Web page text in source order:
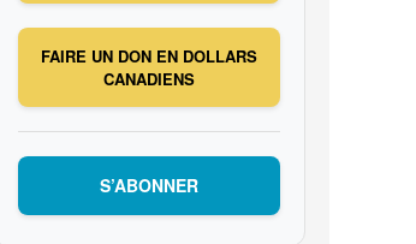
FAIRE UN DON EN DOLLARS
CANADIENS
S’ABONNER